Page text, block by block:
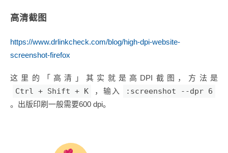
高清截图
https://www.drlinkcheck.com/blog/high-dpi-website-
screenshot-firefox
这里的「高清」其实就是高DPI截图，方法是
Ctrl + Shift + K ，输入 :screenshot --dpr 6
。出版印刷一般需要600 dpi。